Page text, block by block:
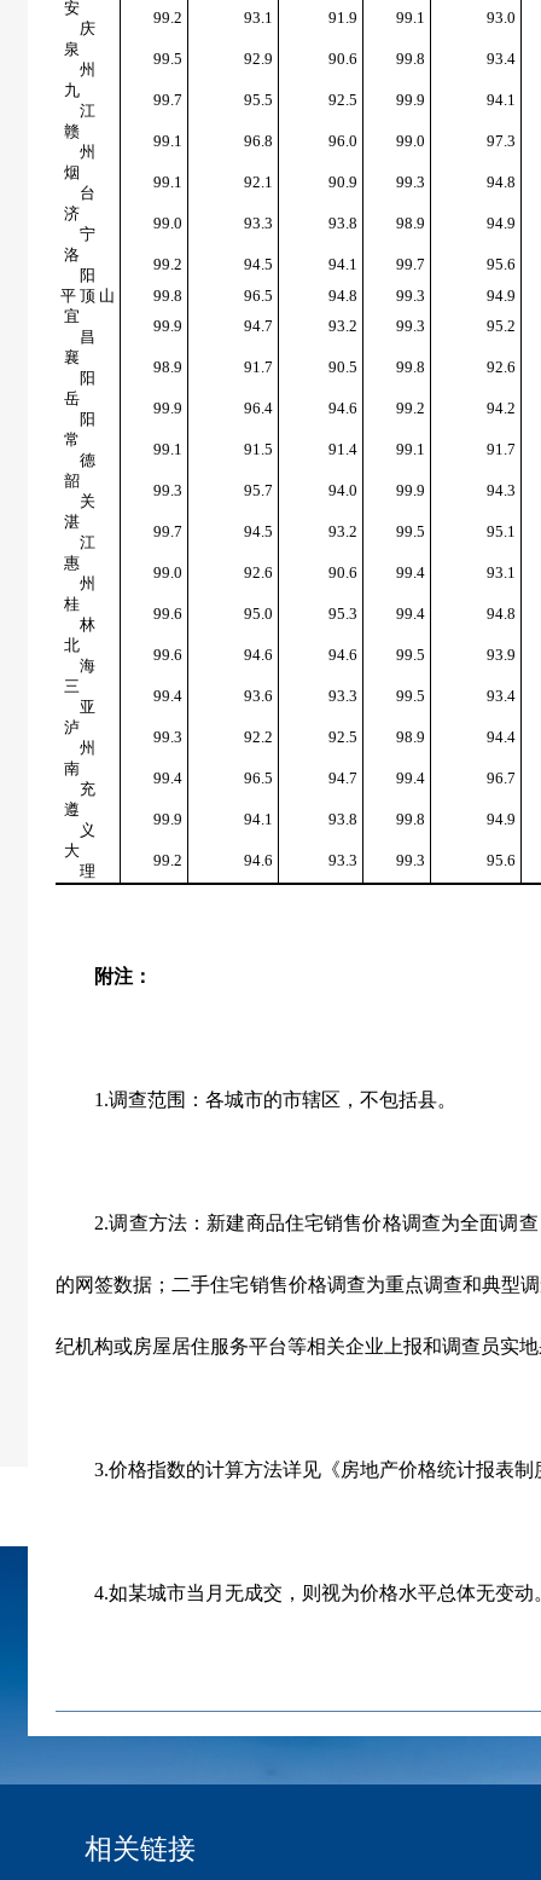
安
庆
99.2 93.1 91.9 99.1
93.0
泉
州
99.5 92.9 90.6 99.8
93.4
九
江
99.7 95.5 92.5 99.9
94.1
赣
州
99.1 96.8 96.0 99.0
97.3
烟
台
99.1 92.1 90.9 99.3
94.8
济
宁
99.0 93.3 93.8 98.9
94.9
洛
阳
99.2 94.5 94.1 99.7
95.6
平 顶 山
99.8 96.5 94.8 99.3
94.9
宜
昌
99.9 94.7 93.2 99.3
95.2
襄
阳
98.9 91.7 90.5 99.8
92.6
岳
阳
99.9 96.4 94.6 99.2
94.2
常
德
99.1 91.5 91.4 99.1
91.7
韶
关
99.3 95.7 94.0 99.9
94.3
湛
江
99.7 94.5 93.2 99.5
95.1
惠
州
99.0 92.6 90.6 99.4
93.1
桂
林
99.6 95.0 95.3 99.4
94.8
北
海
99.6 94.6 94.6 99.5
93.9
三
亚
99.4 93.6 93.3 99.5
93.4
泸
州
99.3 92.2 92.5 98.9
94.4
南
充
99.4 96.5 94.7 99.4
96.7
遵
义
99.9 94.1 93.8 99.8
94.9
大
理
99.2 94.6 93.3 99.3 95.6
附注：
1.调查范围：各城市的市辖区，不包括县。
2.调查方法：新建商品住宅销售价格调查为全面调
的网签数据；二手住宅销售价格调查为重点调查和典型
纪机构或房屋居住服务平台等相关企业上报和调查员实
3.价格指数的计算方法详见《房地产价格统计报表制
4.如某城市当月无成交，则视为价格水平总体无变动
相关链接